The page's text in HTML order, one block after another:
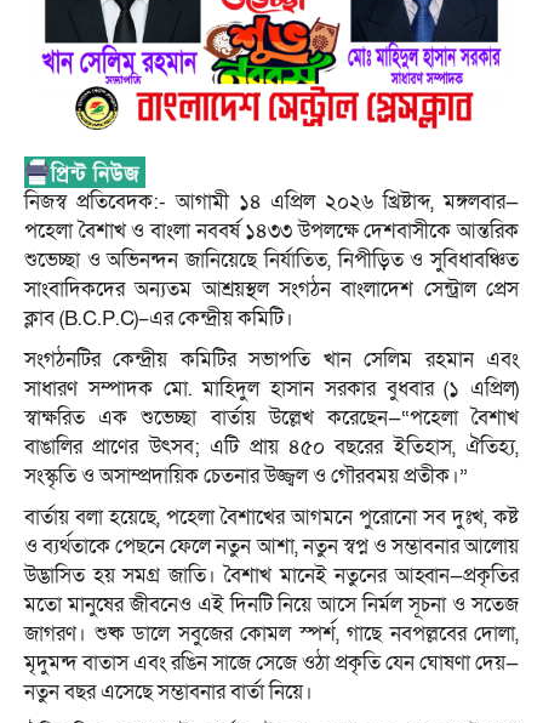
নিজস্ব প্রতিবেদক:- আগামী ১৪ এপ্রিল ২০২৬ খ্রিষ্টাব্দ, মঙ্গলবার—
পহেলা বৈশাখ ও বাংলা নববর্ষ ১৪৩৩ উপলক্ষে দেশবাসীকে আন্তরিক
শুভেচ্ছা ও অভিনন্দন জানিয়েছে নির্যাতিত, নিপীড়িত ও সুবিধাবঞ্চিত
সাংবাদিকদের অন্যতম আশ্রয়স্থল সংগঠন বাংলাদেশ সেন্ট্রাল প্রেস
ক্লাব (B.C.P.C)–এর কেন্দ্রীয় কমিটি।
সংগঠনটির কেন্দ্রীয় কমিটির সভাপতি খান সেলিম রহমান এবং
সাধারণ সম্পাদক মো. মাহিদুল হাসান সরকার বুধবার (১ এপ্রিল)
স্বাক্ষরিত এক শুভেচ্ছা বার্তায় উল্লেখ করেছেন—“পহেলা বৈশাখ
বাঙালির প্রাণের উৎসব; এটি প্রায় ৪৫০ বছরের ইতিহাস, ঐতিহ্য,
সংস্কৃতি ও অসাম্প্রদায়িক চেতনার উজ্জ্বল ও গৌরবময় প্রতীক।”
বার্তায় বলা হয়েছে, পহেলা বৈশাখের আগমনে পুরোনো সব দুঃখ, কষ্ট
ও ব্যর্থতাকে পেছনে ফেলে নতুন আশা, নতুন স্বপ্ন ও সম্ভাবনার আলোয়
উদ্ভাসিত হয় সমগ্র জাতি। বৈশাখ মানেই নতুনের আহ্বান—প্রকৃতির
মতো মানুষের জীবনেও এই দিনটি নিয়ে আসে নির্মল সূচনা ও সতেজ
জাগরণ। শুষ্ক ডালে সবুজের কোমল স্পর্শ, গাছে নবপল্লবের দোলা,
মৃদুমন্দ বাতাস এবং রঙিন সাজে সেজে ওঠা প্রকৃতি যেন ঘোষণা দেয়—
নতুন বছর এসেছে সম্ভাবনার বার্তা নিয়ে।